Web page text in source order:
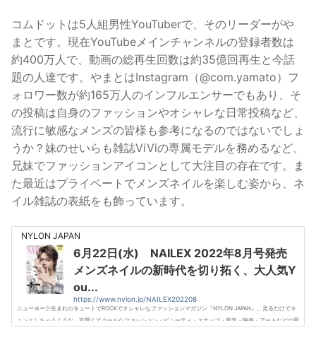
コムドットは5人組男性YouTuberで、そのリーダーがや
まとです。現在YouTubeメインチャンネルの登録者数は
約400万人で、動画の総再生回数は約35億回再生と今話
題の人達です。やまとはInstagram（@com.yamato）フ
ォロワー数が約165万人のインフルエンサーでもあり、そ
の投稿は自身のファッションやオシャレな日常投稿など、
流行に敏感なメンズの皆様も参考になるのではないでしょ
うか？妹のせいらも雑誌ViViの専属モデルを務めるなど、
兄妹でファッションアイコンとして大注目の存在です。ま
た最近はプライベートでメンズネイルを楽しむ姿から、ネ
イル雑誌の表紙をも飾っています。
NYLON JAPAN
6月22日(水) NAILEX 2022年8月号発売
メンズネイルの新時代を切り拓く、大人気Y
ou...
https://www.nylon.jp/NAILEX202208
ニューヨーク生まれのキュートでROCKでオシャレなファッションマガジン『NYLON JAPAN』。見るだけでキ
ュンとしちゃうような、可愛くてクールなファッション・ビューティ・スナップ・音楽・映画・アートなどの最